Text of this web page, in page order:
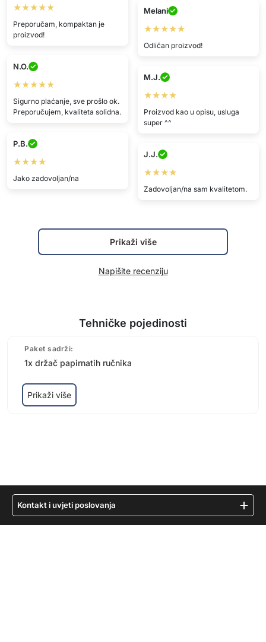
★★★★★
Preporučam, kompaktan je
proizvod!
Melani
★★★★★
Odličan proizvod!
N.O.
★★★★★
Sigurno plaćanje, sve prošlo ok.
Preporučujem, kvaliteta solidna.
M.J.
★★★★
Proizvod kao u opisu, usluga
super ^^
P.B.
★★★★
Jako zadovoljan/na
J.J.
★★★★
Zadovoljan/na sam kvalitetom.
Prikaži više
Napišite recenziju
Tehničke pojedinosti
Paket sadrži:
1x držač papirnatih ručnika
Prikaži više
Kontakt i uvjeti poslovanja